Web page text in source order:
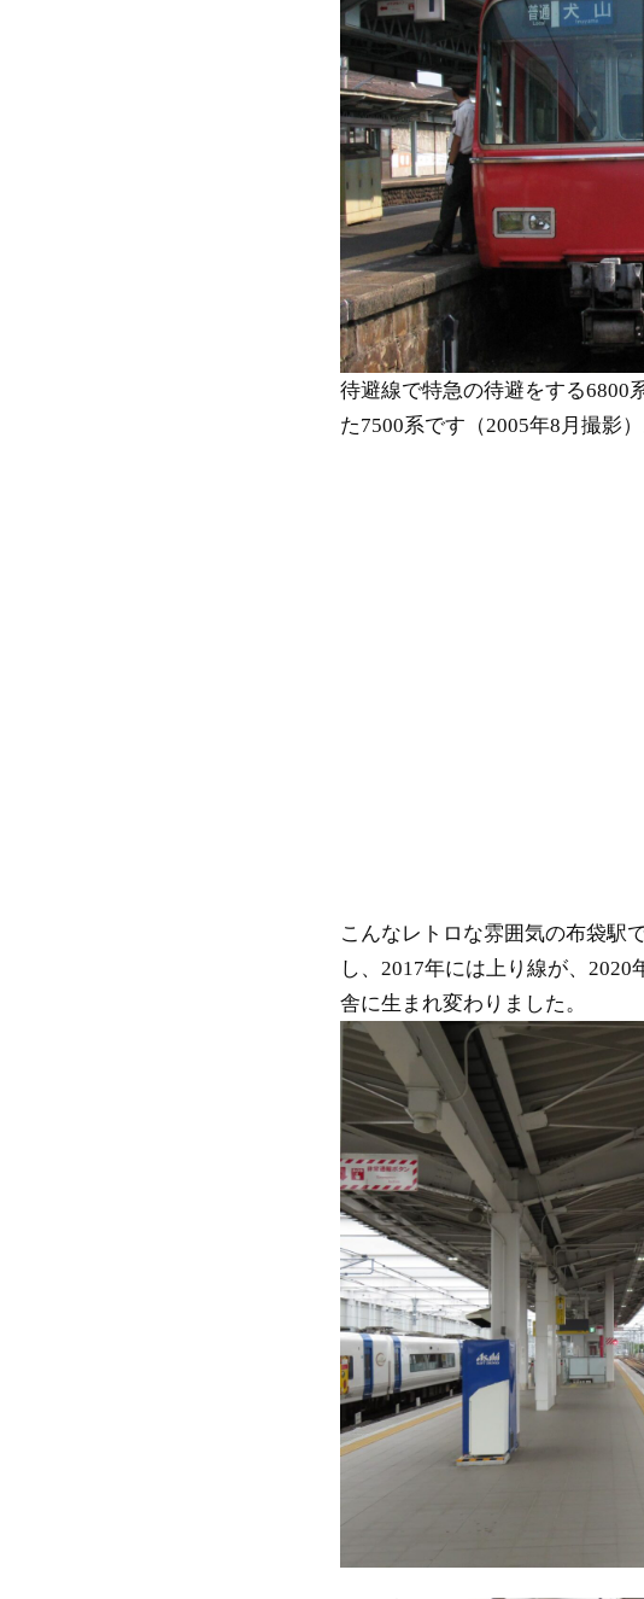
待避線で特急の待避をする6800
た7500系です（2005年8月撮影）
こんなレトロな雰囲気の布袋駅
し、2017年には上り線が、
舎に生まれ変わりました。